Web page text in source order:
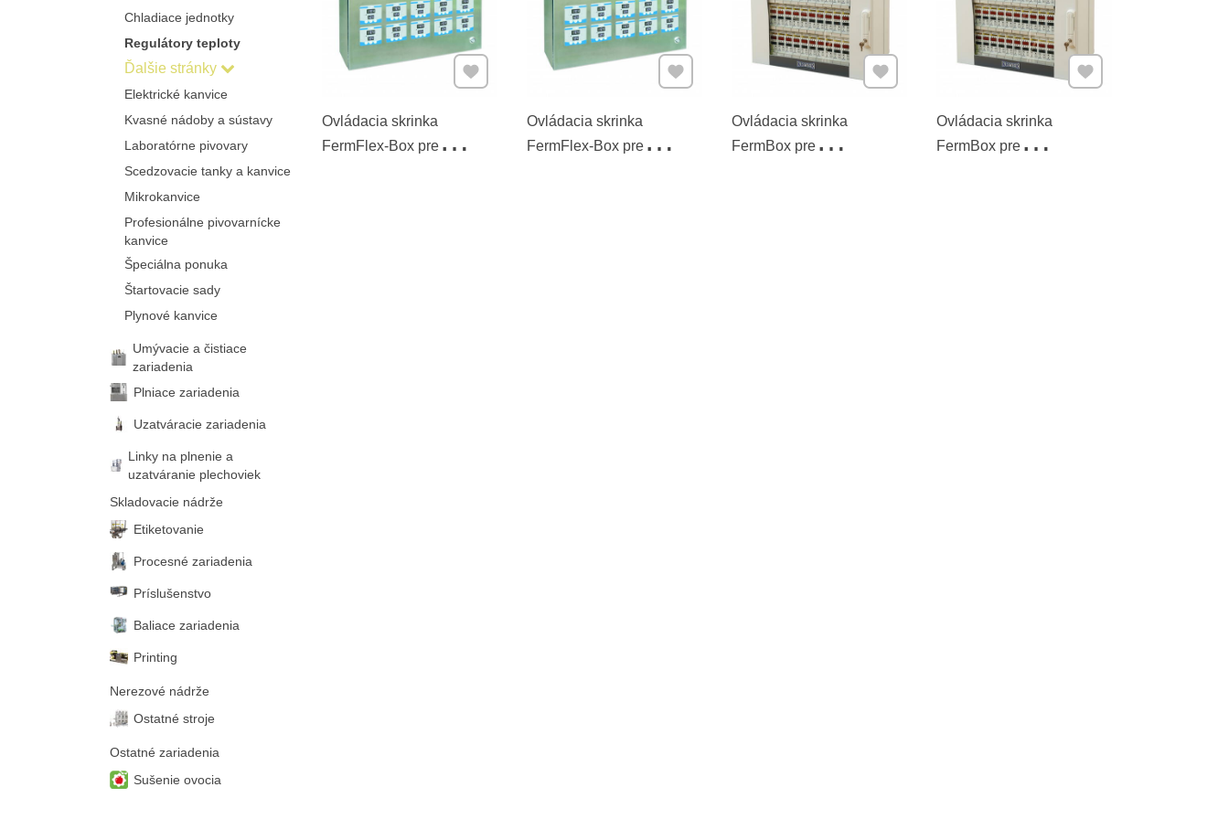
Ovládacia skrinka
FermFlex-Box pre
Pridať k Obľúbeným
Ovládacia skrinka
FermFlex-Box pre
Pridať k Obľúbeným
Ovládacia skrinka
FermBox pre
Pridať k Obľúbeným
Ovládacia skrinka
FermBox pre
Pridať k Obľúbeným
Chladiace jednotky
Regulátory teploty
Ďalšie stránky
Elektrické kanvice
Kvasné nádoby a sústavy
Laboratórne pivovary
Scedzovacie tanky a kanvice
Mikrokanvice
Profesionálne pivovarnícke
kanvice
Špeciálna ponuka
Štartovacie sady
Plynové kanvice
Umývacie a čistiace
zariadenia
Plniace zariadenia
Uzatváracie zariadenia
Linky na plnenie a
uzatváranie plechoviek
Skladovacie nádrže
Etiketovanie
Procesné zariadenia
Príslušenstvo
Baliace zariadenia
Printing
Nerezové nádrže
Ostatné stroje
Ostatné zariadenia
Sušenie ovocia